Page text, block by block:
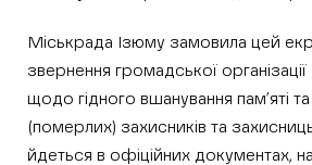
Міськрада Ізюму замовила цей
звернення громадської
щодо гідного вшанування пам’яті
(померлих) захисників та
йдеться в офіційних документах,